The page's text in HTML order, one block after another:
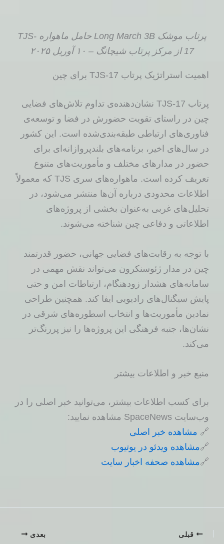
پرتاب موشک Long March 3B حامل ماهواره TJS-
17 از مرکز پرتاب شیچانگ – ۱۰ آوریل ۲۰۲۵
اهمیت استراتژیک پرتاب TJS-17 برای چین
پرتاب TJS-17 نشان‌دهنده‌ی تداوم تلاش‌های فضایی
چین در راستای تقویت حضورش در فضا و توسعه‌ی
فناوری‌های ارتباطی طبقه‌بندی‌شده است. این کشور
در سال‌های اخیر، برنامه‌های بلندپروازانه‌ای برای
حضور در مدارهای مختلف و مأموریت‌های متنوع
تعریف کرده است. ماهواره‌های سری TJS که معمولاً
اطلاعات محدودی درباره آن‌ها منتشر می‌شود، در
تحلیل‌های غربی به‌عنوان بخشی از پروژه‌های
اطلاعاتی و دفاعی چین شناخته می‌شوند.
با توجه به رقابت‌های فضایی جهانی، حضور قدرتمند
چین در مدار ژئوسنکرون می‌تواند نقش مهمی در
سامانه‌های هشدار زودهنگام، ارتباطات امن و حتی
پایش سیگنال‌های رادیویی ایفا کند. همچنین طراحی
نمادین مأموریت‌ها و انتخاب اسطوره‌های شرقی در
نشان‌ها، جنبه فرهنگی این پروژه‌ها را نیز پررنگ‌تر
می‌کند.
منبع خبر و اطلاعات بیشتر
برای کسب اطلاعات بیشتر، می‌توانید خبر اصلی را در
وب‌سایت SpaceNews مشاهده نمایید:
🔗 مشاهده خبر اصلی
🔗مشاهده ویدئو در یوتیوب
🔗مشاهده صحفه اخبار سایت
قبلی بعدی